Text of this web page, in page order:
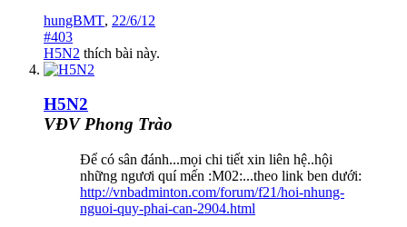
hungBMT, 22/6/12
#403
H5N2 thích bài này.
H5N2
VĐV Phong Trào
Để có sân đánh...mọi chi tiết xin liên hệ..hội
những ngươi quí mến :M02:...theo link ben dưới:
http://vnbadminton.com/forum/f21/hoi-nhung-
nguoi-quy-phai-can-2904.html